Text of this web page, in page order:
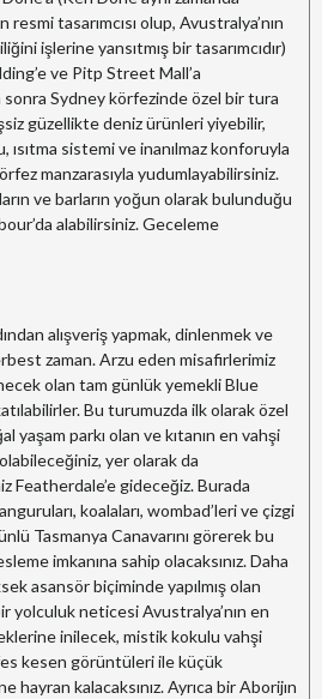
resmi tasarımcısı olup, Avustralya’nın
işlerine yansıtmış bir tasarımcıdır)
ve Pitp Street Mall’a
sonra Sydney körfezinde özel bir tura
güzellikte deniz ürünleri yiyebilir,
ısıtma sistemi ve inanılmaz konforuyla
manzarasıyla yudumlayabilirsiniz.
ve barların yoğun olarak bulunduğu
alabilirsiniz. Geceleme
alışveriş yapmak, dinlenmek ve
zaman. Arzu eden misafirlerimiz
olan tam günlük yemekli Blue
Bu turumuzda ilk olarak özel
yaşam parkı olan ve kıtanın en vahşi
yer olarak da
Featherdale’e gideceğiz. Burada
koalaları, wombad’leri ve çizgi
Tasmanya Canavarını görerek bu
imkanına sahip olacaksınız. Daha
asansör biçiminde yapılmış olan
yolculuk neticesi Avustralya’nın en
inilecek, mistik kokulu vahşi
kesen görüntüleri ile küçük
kalacaksınız. Ayrıca bir Aborijın